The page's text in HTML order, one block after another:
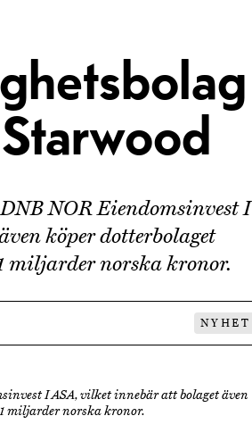
NOR Eiendomsinvest I
köper dotterbolaget
miljarder norska kronor.
NYHET
I ASA, vilket innebär att bolaget även
miljarder norska kronor.